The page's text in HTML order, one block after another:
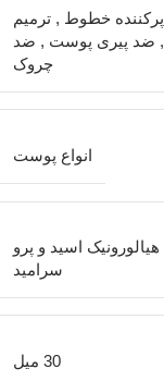
پرکننده خطوط , ترمیم
, ضد پیری پوست , ضد
چروک
انواع پوست
هیالورونیک اسید و پرو
سرامید
30 میل